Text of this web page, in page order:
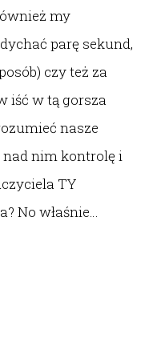
my
parę sekund,
czy też za
iść w tą gorsza
nasze
nad nim kontrolę i
TY
No właśnie…